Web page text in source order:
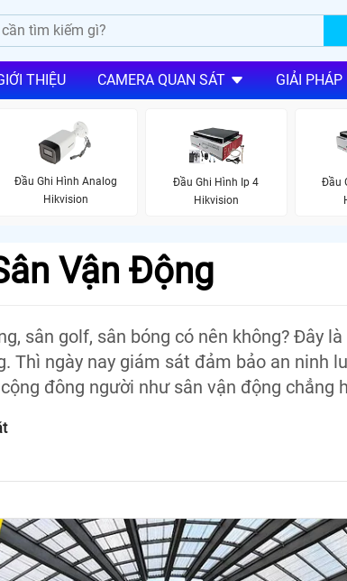
THIỆU CAMERA QUAN SÁT GIẢI PHÁP
Đầu Ghi Hình Analog
Hikvision
Đầu Ghi Hình Ip 4
Hikvision
Đầu
Vận Động
sân golf, sân bóng có nên không? Đây
Thì ngày nay giám sát đảm bảo an ninh
đông người như sân vận động chẳng